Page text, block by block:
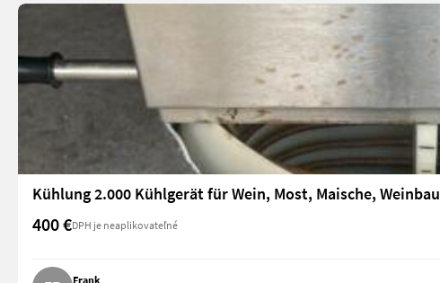
Kühlung 2.000 Kühlgerät für Wein, Most, Maische, Weinbau
400 €DPH je neaplikovateľné
Frank